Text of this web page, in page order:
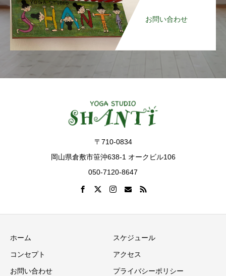
お問い合わせ
〒710-0834
岡山県倉敷市笹沖638-1 オークビル106
050-7120-8647
ホーム スケジュール
コンセプト アクセス
お問い合わせ プライバシーポリシー